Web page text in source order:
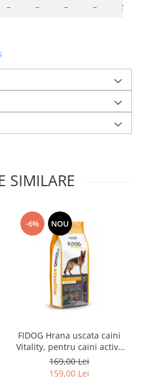
– – – – 518
SIMILARE
-6% NOU
FIDOG Hrana uscata caini
Vitality, pentru caini activi,
20kg
169,00 Lei
159,00 Lei